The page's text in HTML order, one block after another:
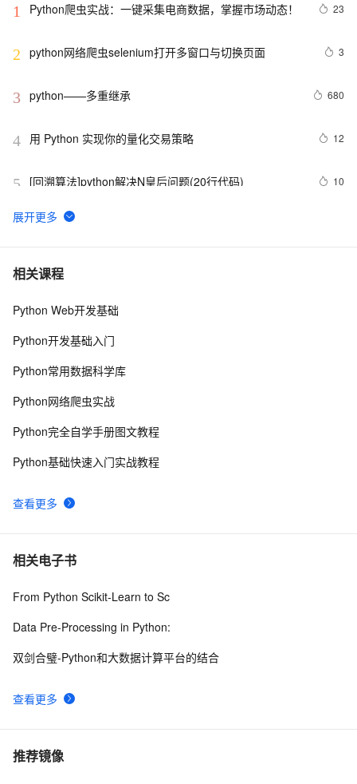
1 Python爬虫实战：一键采集电商数据，掌握市场动态！ 23
2 python网络爬虫selenium打开多窗口与切换页面 3
3 python——多重继承 680
4 用 Python 实现你的量化交易策略 12
5 [回溯算法]python解决N皇后问题(20行代码) 10
6 python_list
7 Python之计算24点
8 Python中的find()和count()方法详解
取二维码里的链接
10python 模块初始
相关课程
查看更多
Python Web开发基础
Python开发基础入门
Python常用数据科学库
Python网络爬虫实战
Python完全自学手册图文教程
Python基础快速入门实战教程
相关电子书
查看更多
From Python Scikit-Learn to Sc
Data Pre-Processing in Python:
双剑合璧-Python和大数据计算平台的结合
推荐镜像